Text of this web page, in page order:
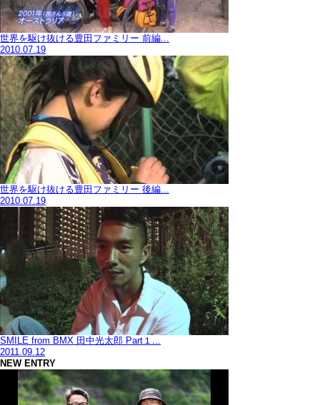
世界を駆け抜ける豊田ファミリー 前編...
2010.07.19
世界を駆け抜ける豊田ファミリー 後編...
2010.07.19
SMILE from BMX 田中光太郎 Part１...
2011.09.12
NEW ENTRY